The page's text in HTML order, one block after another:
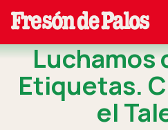
Luchamos
Etiquetas.
el